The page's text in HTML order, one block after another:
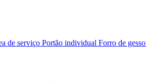
de serviço Portão individual Forro de